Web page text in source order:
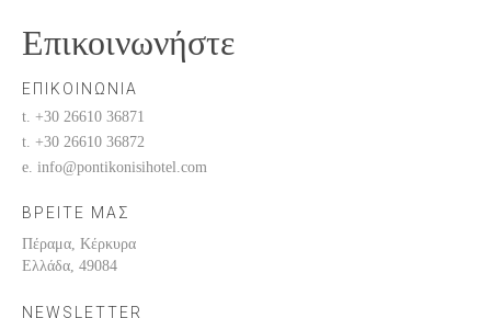
Επικοινωνήστε
ΕΠΙΚΟΙΝΩΝΊΑ
t. +30 26610 36871
t. +30 26610 36872
e. info@pontikonisihotel.com
ΒΡΕΊΤΕ ΜΑΣ
Πέραμα, Κέρκυρα
Ελλάδα, 49084
NEWSLETTER